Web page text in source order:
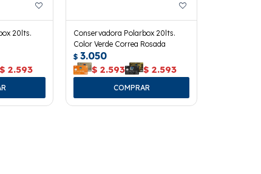
20lts.
$ 2.593
Conservadora Polarbox 20lts.
Color Verde Correa Rosada
$ 3.050
$ 2.593 $ 2.593